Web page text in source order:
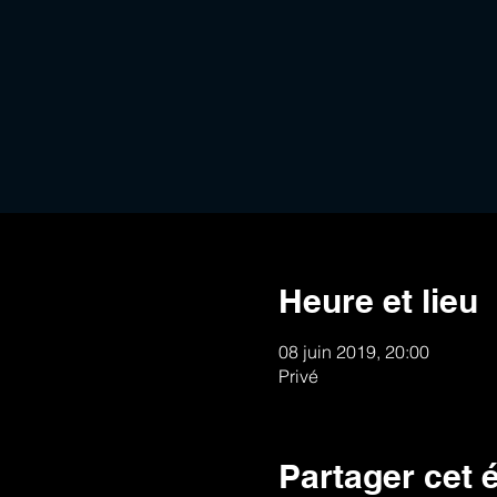
Heure et lieu
08 juin 2019, 20:00
Privé
Partager cet